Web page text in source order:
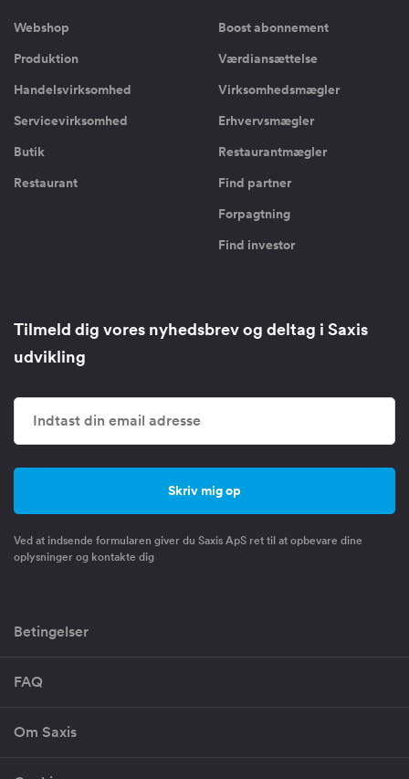
Webshop
Produktion
Handelsvirksomhed
Servicevirksomhed
Butik
Restaurant
Boost abonnement
Værdiansættelse
Virksomhedsmægler
Erhvervsmægler
Restaurantmægler
Find partner
Forpagtning
Find investor
Tilmeld dig vores nyhedsbrev og deltag i Saxis
udvikling
Ved at indsende formularen giver du Saxis ApS ret til at opbevare dine
oplysninger og kontakte dig
Betingelser
FAQ
Om Saxis